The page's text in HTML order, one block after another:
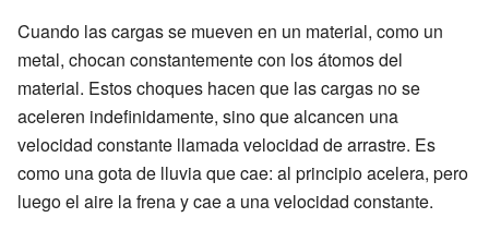
Cuando las cargas se mueven en un material, como un
metal, chocan constantemente con los átomos del
material. Estos choques hacen que las cargas no se
aceleren indefinidamente, sino que alcancen una
velocidad constante llamada velocidad de arrastre. Es
como una gota de lluvia que cae: al principio acelera, pero
luego el aire la frena y cae a una velocidad constante.